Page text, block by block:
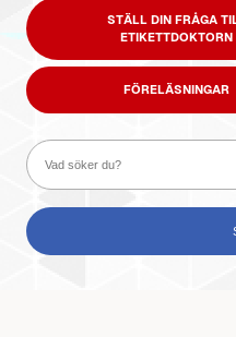
STÄLL DIN FRÅGA
ETIKETTDOKTORN
FÖRELÄSNINGAR